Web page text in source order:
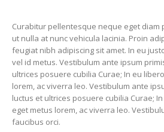
Curabitur pellentesque neque eget diam
ut nulla at nunc vehicula lacinia. Proin
feugiat nibh adipiscing sit amet. In eu
vel id metus. Vestibulum ante ipsum
ultrices posuere cubilia Curae; In eu
lorem, ac viverra leo. Vestibulum ante
luctus et ultrices posuere cubilia Curae;
eget metus lorem, ac viverra leo.
faucibus orci.